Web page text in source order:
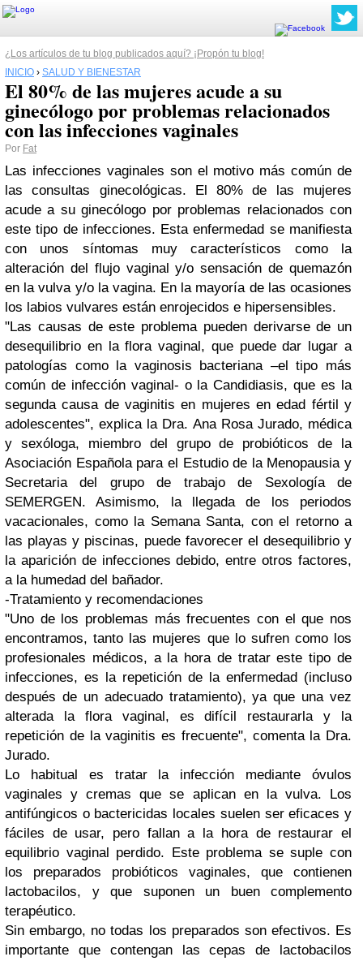
¿Los artículos de tu blog publicados aquí? ¡Propón tu blog!
INICIO › SALUD Y BIENESTAR
El 80% de las mujeres acude a su
ginecólogo por problemas relacionados
Por Fat
Las infecciones vaginales son el motivo más común de
las consultas ginecológicas. El 80% de las mujeres
acude a su ginecólogo por problemas relacionados con
este tipo de infecciones. Esta enfermedad se manifiesta
con unos síntomas muy característicos como la
alteración del flujo vaginal y/o sensación de quemazón
en la vulva y/o la vagina. En la mayoría de las ocasiones
los labios vulvares están enrojecidos e hipersensibles.
"Las causas de este problema pueden derivarse de un
desequilibrio en la flora vaginal, que puede dar lugar a
patologías como la vaginosis bacteriana –el tipo más
común de infección vaginal- o la Candidiasis, que es la
segunda causa de vaginitis en mujeres en edad fértil y
adolescentes", explica la Dra. Ana Rosa Jurado, médica
y sexóloga, miembro del grupo de probióticos de la
Asociación Española para el Estudio de la Menopausia y
Secretaria del grupo de trabajo de Sexología de
SEMERGEN. Asimismo, la llegada de los periodos
vacacionales, como la Semana Santa, con el retorno a
las playas y piscinas, puede favorecer el desequilibrio y
la aparición de infecciones debido, entre otros factores,
a la humedad del bañador.
-Tratamiento y recomendaciones
"Uno de los problemas más frecuentes con el que nos
encontramos, tanto las mujeres que lo sufren como los
profesionales médicos, a la hora de tratar este tipo de
infecciones, es la repetición de la enfermedad (incluso
después de un adecuado tratamiento), ya que una vez
alterada la flora vaginal, es difícil restaurarla y la
repetición de la vaginitis es frecuente", comenta la Dra.
Jurado.
Lo habitual es tratar la infección mediante óvulos
vaginales y cremas que se aplican en la vulva. Los
antifúngicos o bactericidas locales suelen ser eficaces y
fáciles de usar, pero fallan a la hora de restaurar el
equilibrio vaginal perdido. Este problema se suple con
los preparados probióticos vaginales, que contienen
lactobacilos, y que suponen un buen complemento
terapéutico.
Sin embargo, no todas los preparados son efectivos. Es
importante que contengan las cepas de lactobacilos